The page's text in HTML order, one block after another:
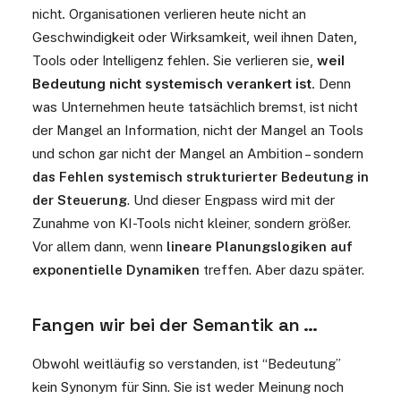
nicht. Organisationen verlieren heute nicht an
Geschwindigkeit oder Wirksamkeit, weil ihnen Daten,
Tools oder Intelligenz fehlen. Sie verlieren sie, weil
Bedeutung nicht systemisch verankert ist. Denn
was Unternehmen heute tatsächlich bremst, ist nicht
der Mangel an Information, nicht der Mangel an Tools
und schon gar nicht der Mangel an Ambition – sondern
das Fehlen systemisch strukturierter Bedeutung in
der Steuerung. Und dieser Engpass wird mit der
Zunahme von KI-Tools nicht kleiner, sondern größer.
Vor allem dann, wenn lineare Planungslogiken auf
exponentielle Dynamiken treffen. Aber dazu später.
Fangen wir bei der Semantik an …
Obwohl weitläufig so verstanden, ist “Bedeutung”
kein Synonym für Sinn. Sie ist weder Meinung noch